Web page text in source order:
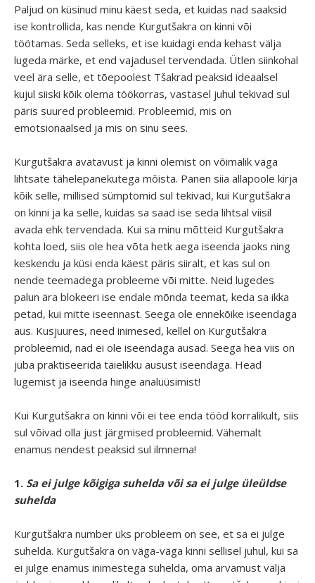
Paljud on küsinud minu käest seda, et kuidas nad saaksid
ise kontrollida, kas nende Kurgutšakra on kinni või
töötamas. Seda selleks, et ise kuidagi enda kehast välja
lugeda märke, et end vajadusel tervendada. Ütlen siinkohal
veel ära selle, et tõepoolest Tšakrad peaksid ideaalsel
kujul siiski kõik olema töökorras, vastasel juhul tekivad sul
päris suured probleemid. Probleemid, mis on
emotsionaalsed ja mis on sinu sees.
Kurgutšakra avatavust ja kinni olemist on võimalik väga
lihtsate tähelepanekutega mõista. Panen siia allapoole kirja
kõik selle, millised sümptomid sul tekivad, kui Kurgutšakra
on kinni ja ka selle, kuidas sa saad ise seda lihtsal viisil
avada ehk tervendada. Kui sa minu mõtteid Kurgutšakra
kohta loed, siis ole hea võta hetk aega iseenda jaoks ning
keskendu ja küsi enda käest päris siiralt, et kas sul on
nende teemadega probleeme või mitte. Neid lugedes
palun ära blokeeri ise endale mõnda teemat, keda sa ikka
petad, kui mitte iseennast. Seega ole ennekõike iseendaga
aus. Kusjuures, need inimesed, kellel on Kurgutšakra
probleemid, nad ei ole iseendaga ausad. Seega hea viis on
juba praktiseerida täielikku ausust iseendaga. Head
lugemist ja iseenda hinge analüüsimist!
Kui Kurgutšakra on kinni või ei tee enda tööd korralikult, siis
sul võivad olla just järgmised probleemid. Vähemalt
enamus nendest peaksid sul ilmnema!
1. Sa ei julge kõigiga suhelda või sa ei julge üleüldse
suhelda
Kurgutšakra number üks probleem on see, et sa ei julge
suhelda. Kurgutšakra on väga-väga kinni sellisel juhul, kui sa
ei julge enamus inimestega suhelda, oma arvamust välja